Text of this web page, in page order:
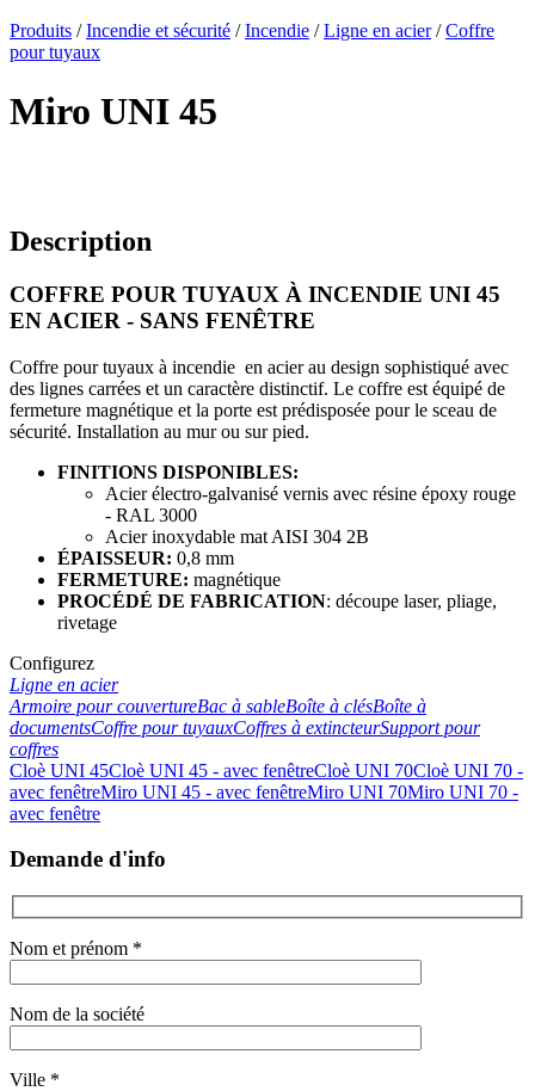
Produits /Incendie et sécurité /Incendie /Ligne en acier/Coffre
pour tuyaux
Miro UNI 45
Description
COFFRE POUR TUYAUX À INCENDIE UNI 45
EN ACIER - SANS FENÊTRE
Coffre pour tuyaux à incendie en acier au design sophistiqué avec
des lignes carrées et un caractère distinctif. Le coffre est équipé de
fermeture magnétique et la porte est prédisposée pour le sceau de
sécurité. Installation au mur ou sur pied.
FINITIONS DISPONIBLES:
Acier électro-galvanisé vernis avec résine époxy rouge
- RAL 3000
Acier inoxydable mat AISI 304 2B
ÉPAISSEUR: 0,8 mm
FERMETURE: magnétique
PROCÉDÉ DE FABRICATION: découpe laser, pliage,
rivetage
Configurez
Ligne en acier
Armoire pour couvertureBac à sableBoîte à clésBoîte à
documentsCoffre pour tuyauxCoffres à extincteurSupport pour
coffres
Cloè UNI 45Cloè UNI 45 - avec fenêtreCloè UNI 70Cloè UNI 70 -
avec fenêtreMiro UNI 45 - avec fenêtreMiro UNI 70Miro UNI 70 -
avec fenêtre
Demande d'info
Nom et prénom *
Nom de la société
Ville *